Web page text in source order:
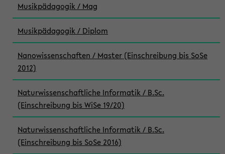
Musikpädagogik / Mag
Musikpädagogik / Diplom
Nanowissenschaften / Master (Einschreibung bis SoSe
2012)
Naturwissenschaftliche Informatik / B.Sc.
(Einschreibung bis WiSe 19/20)
Naturwissenschaftliche Informatik / B.Sc.
(Einschreibung bis SoSe 2016)